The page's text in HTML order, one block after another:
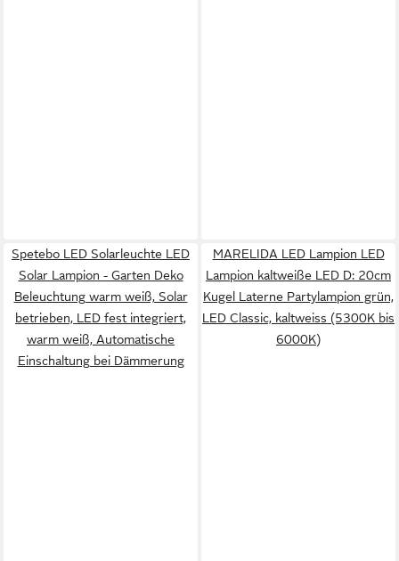
Spetebo LED Solarleuchte LED
Solar Lampion - Garten Deko
Beleuchtung warm weiß, Solar
betrieben, LED fest integriert,
warm weiß, Automatische
Einschaltung bei Dämmerung
MARELIDA LED Lampion LED
Lampion kaltweiße LED D: 20cm
Kugel Laterne Partylampion grün,
LED Classic, kaltweiss (5300K bis
6000K)